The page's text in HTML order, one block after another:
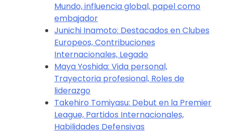
Mundo, influencia global, papel como
embajador
Junichi Inamoto: Destacados en Clubes
Europeos, Contribuciones
Internacionales, Legado
Maya Yoshida: Vida personal,
Trayectoria profesional, Roles de
liderazgo
Takehiro Tomiyasu: Debut en la Premier
League, Partidos Internacionales,
Habilidades Defensivas